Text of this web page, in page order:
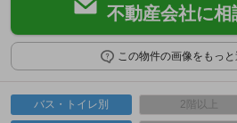
不動産会社に相
この物件の画像をもっと
バス・トイレ別 2階以上